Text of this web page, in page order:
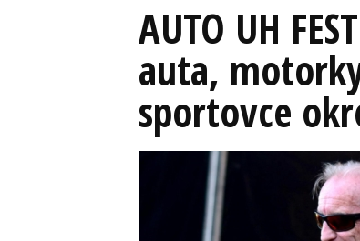
AUTO UH
auta,
sportovce